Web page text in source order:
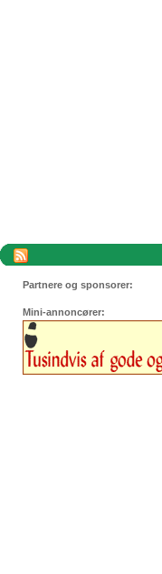
Partnere og sponsorer:
Mini-annoncører: